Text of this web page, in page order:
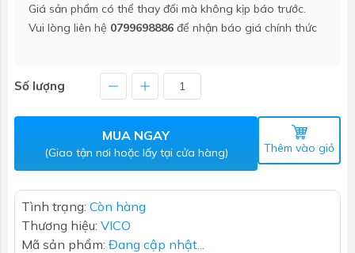
Giá sản phẩm có thể thay đổi mà không kịp báo trước.
Vui lòng liên hệ 0799698886 để nhận báo giá chính thức
Số lượng
MUA NGAY
(Giao tận nơi hoặc lấy tại cửa hàng) Thêm vào giỏ
Tình trạng: Còn hàng
Thương hiệu: VICO
Mã sản phẩm: Đang cập nhật...